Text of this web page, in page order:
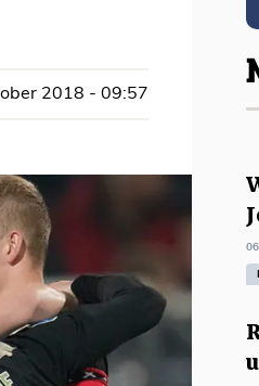
2018 - 09:57